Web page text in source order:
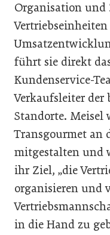
Organisation und
führt sie direkt
Kundenservice-
Verkaufsleiter der
Standorte. Meisel
Transgourmet an
mitgestalten und
ihr Ziel, „die
organisieren und
in die Hand zu